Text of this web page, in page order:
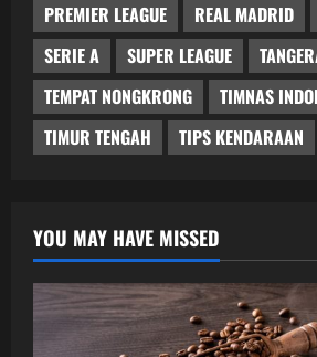
PREMIER LEAGUE
REAL MADRID
SERIE A
SUPER LEAGUE
TEMPAT NONGKRONG
TIMNAS
TIMUR TENGAH
TIPS KENDARAAN
YOU MAY HAVE MISSED